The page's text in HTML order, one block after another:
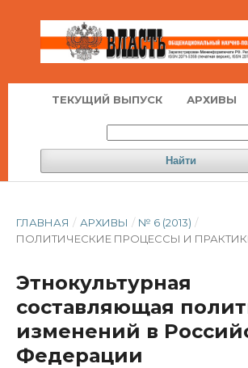
ТЕКУЩИЙ ВЫПУСК АРХИВЫ
Найти
ГЛАВНАЯ / АРХИВЫ / № 6 (2013) /
ПОЛИТИЧЕСКИЕ ПРОЦЕССЫ И
Этнокультурная
составляющая
изменений в
Федерации